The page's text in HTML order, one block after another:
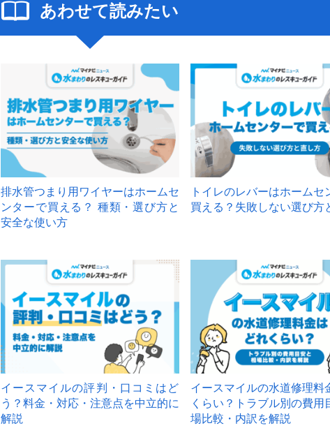
あわせて読みたい
排水管つまり用ワイヤーはホームセ
ンターで買える？ 種類・選び方と
安全な使い方
トイレのレバーはホームセ
買える？失敗しない選び方
イースマイルの評判・口コミはど
う？料金・対応・注意点を中立的に
解説
イースマイルの水道修理料
くらい？トラブル別の費用
場比較・内訳を解説